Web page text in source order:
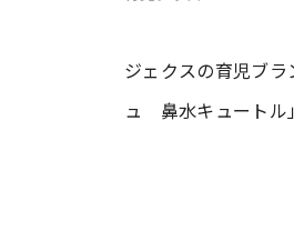
#ワンオペ育児
ジェクスの育児ブ
ュ 鼻水キュートル